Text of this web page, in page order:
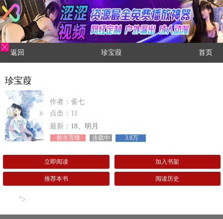
返回 珍宝葭 首页
珍宝葭
作者：雀七
点击：11
最新： 18、明月
都市言情 连载中 3.8万
立即阅读 加入书架
推荐本书 阅读历史
">